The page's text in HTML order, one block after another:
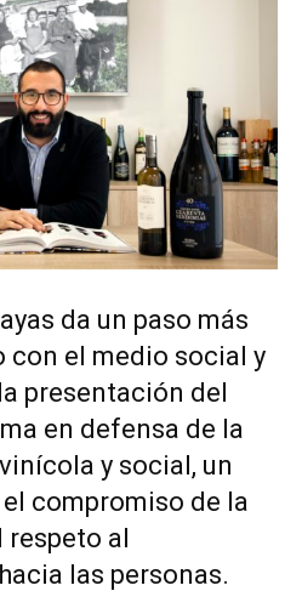
da un paso más
con el medio social y
presentación del
en defensa de la
y social, un
compromiso de la
respeto al
las personas.